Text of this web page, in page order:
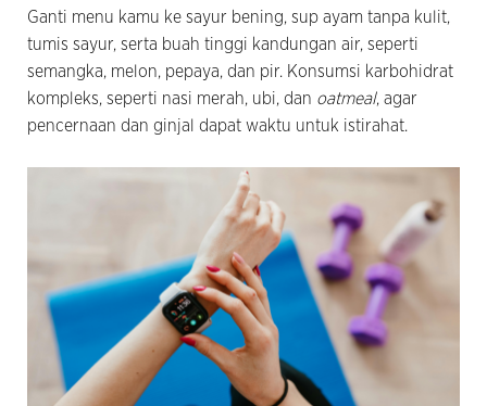
Ganti menu kamu ke sayur bening, sup ayam tanpa kulit,
tumis sayur, serta buah tinggi kandungan air, seperti
semangka, melon, pepaya, dan pir. Konsumsi karbohidrat
kompleks, seperti nasi merah, ubi, dan oatmeal, agar
pencernaan dan ginjal dapat waktu untuk istirahat.